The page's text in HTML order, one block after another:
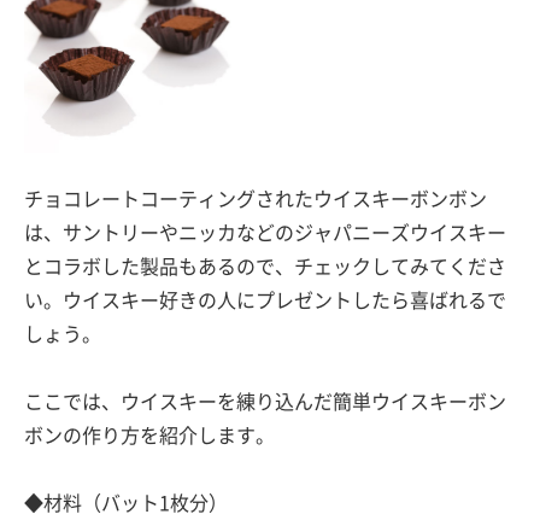
チョコレートコーティングされたウイスキーボンボン
は、サントリーやニッカなどのジャパニーズウイスキー
とコラボした製品もあるので、チェックしてみてくださ
い。ウイスキー好きの人にプレゼントしたら喜ばれるで
しょう。
ここでは、ウイスキーを練り込んだ簡単ウイスキーボン
ボンの作り方を紹介します。
◆材料（バット1枚分）